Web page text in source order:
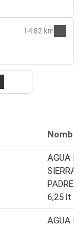
14.82 km
Nombre
AGUA
SIERRA
6,25 lt /
AGUA